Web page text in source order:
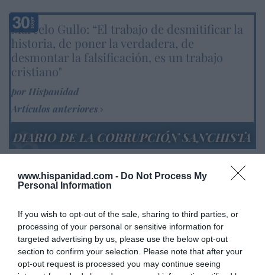
www.hispanidad.com - Do Not Process My
Personal Information
If you wish to opt-out of the sale, sharing to third parties, or
processing of your personal or sensitive information for
targeted advertising by us, please use the below opt-out
section to confirm your selection. Please note that after your
opt-out request is processed you may continue seeing
Marcelo Gullo: “El trabajo de desmitificar la
historia, de poner la verdadera, de
desmontar la falsificación, es un trabajo
cristiano"
por Hispanidad
Artículos anteriores
DIARIO DE LA CORRUPCIÓN SANCHISTA
Oír se manifiesta delante de La Mareta:
por Redacción
Artículos anteriores
Opinión